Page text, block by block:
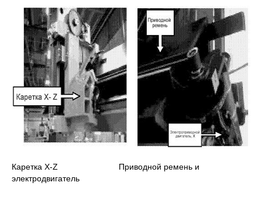
Каретка Х-Z Приводной ремень и
электродвигатель